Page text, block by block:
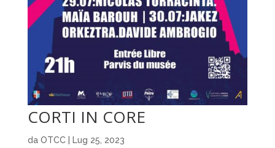
CORTI IN CORE
da OTCC| Lug 25, 2023